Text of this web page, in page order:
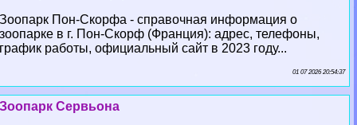
Зоопарк Пон-Скорфа - справочная информация о
зоопарке в г. Пон-Скорф (Франция): адрес, телефоны,
график работы, официальный сайт в 2023 году...
01 07 2026 20:54:37
Зоопарк Сервьона